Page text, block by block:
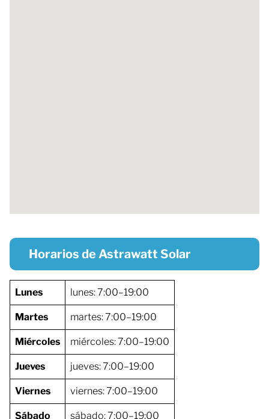
Horarios de Astrawatt Solar
Lunes lunes: 7:00–19:00
Martes martes: 7:00–19:00
Miércoles miércoles: 7:00–19:00
Jueves jueves: 7:00–19:00
Viernes viernes: 7:00–19:00
Sábado sábado: 7:00–19:00